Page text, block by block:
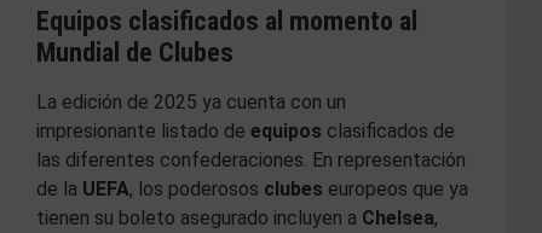
Equipos clasificados al momento al
Mundial de Clubes
La edición de 2025 ya cuenta con un
impresionante listado de equipos clasificados de
las diferentes confederaciones. En representación
de la UEFA, los poderosos clubes europeos que ya
tienen su boleto asegurado incluyen a Chelsea,